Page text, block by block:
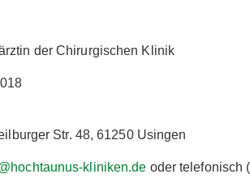
der Chirurgischen Klinik
Str. 48, 61250 Usingen
kliniken.de oder telefonisch